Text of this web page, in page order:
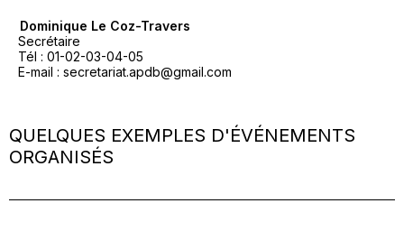
– Dominique Le Coz-Travers
Secrétaire
Tél : 01-02-03-04-05
E-mail : secretariat.apdb@gmail.com
QUELQUES EXEMPLES D'ÉVÉNEMENTS
ORGANISÉS